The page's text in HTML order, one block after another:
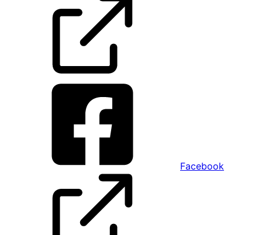
Facebook